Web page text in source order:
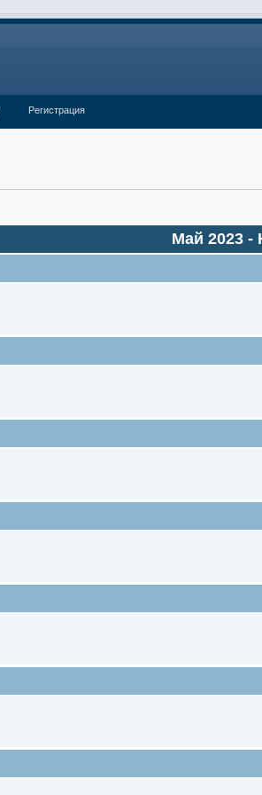
Регистрация
Май 2023 -